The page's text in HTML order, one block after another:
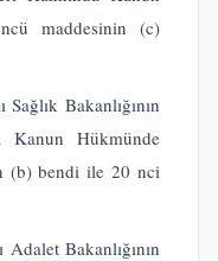
maddesinin (c)
Bakanlığının
Kanun Hükmünde
(b) bendi ile 20 nci
Bakanlığının